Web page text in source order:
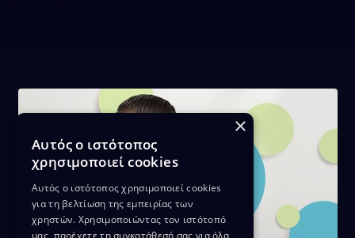
×
Αυτός ο ιστότοπος
χρησιμοποιεί cookies
Αυτός ο ιστότοπος χρησιμοποιεί cookies
για τη βελτίωση της εμπειρίας των
χρηστών. Χρησιμοποιώντας τον ιστότοπό
μας, παρέχετε τη συγκατάθεσή σας για όλα